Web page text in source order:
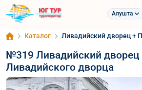
Алушта
Каталог Ливадийский дворец +
№319 Ливадийский дворец
Ливадийского дворца